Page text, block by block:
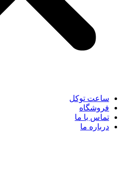
ساعت توکل
فروشگاه
تماس با ما
درباره ما